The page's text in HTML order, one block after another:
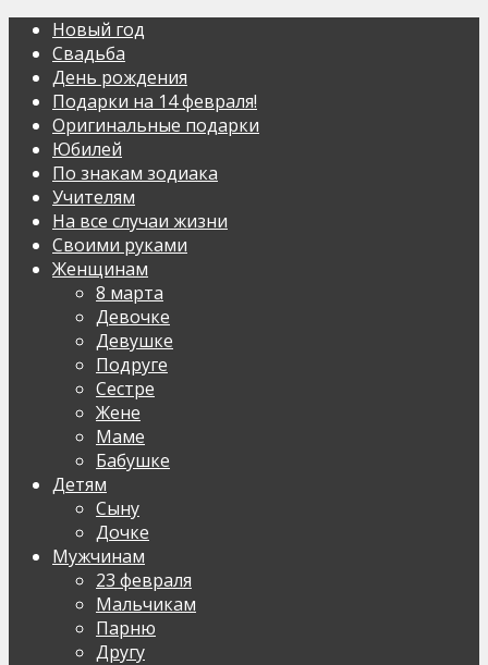
Новый год
Свадьба
День рождения
Подарки на 14 февраля!
Оригинальные подарки
Юбилей
По знакам зодиака
Учителям
На все случаи жизни
Своими руками
Женщинам
8 марта
Девочке
Девушке
Подруге
Сестре
Жене
Маме
Бабушке
Детям
Сыну
Дочке
Мужчинам
23 февраля
Мальчикам
Парню
Другу